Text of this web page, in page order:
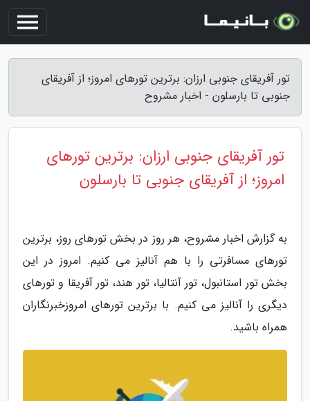
تور آفریقای جنوبی ارزان: برترین تورهای امروز؛ از آفریقای
جنوبی تا بارسلون - اخبار مشروح
تور آفریقای جنوبی ارزان: برترین تورهای
امروز؛ از آفریقای جنوبی تا بارسلون
به گزارش اخبار مشروح، هر روز در بخش تورهای روز، برترین
تورهای مسافرتی را با هم آنالیز می کنیم. امروز در این
بخش تور استانبول، تور آنتالیا، تور هند، تور آفریقا و تورهای
دیگری را آنالیز می کنیم. با برترین تورهای امروزخبرنگاران
همراه باشید.